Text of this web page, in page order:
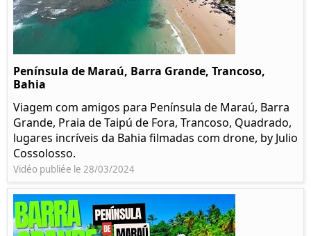
Península de Maraú, Barra Grande, Trancoso,
Bahia
Viagem com amigos para Península de Maraú, Barra
Grande, Praia de Taipú de Fora, Trancoso, Quadrado,
lugares incríveis da Bahia filmadas com drone, by Julio
Cossolosso.
Vidéo publiée le 28/03/2024